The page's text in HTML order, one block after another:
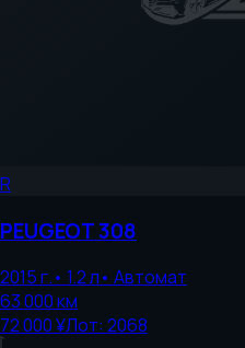
R
PEUGEOT308
2015г.• 1.2л• Автомат
63 000км
72 000 ¥Лот: 2068